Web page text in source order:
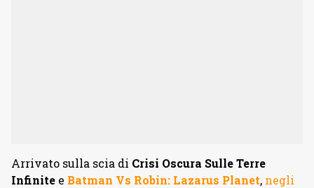
Arrivato sulla scia di Crisi Oscura Sulle Terre
Infinite e Batman Vs Robin: Lazarus Planet, negli